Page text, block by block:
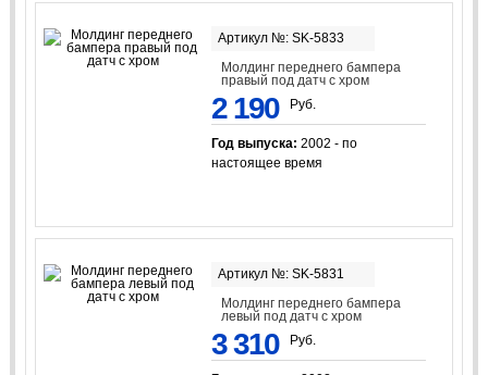
Артикул №: SK-5833
Молдинг переднего бампера
правый под датч с хром
2 190 Руб.
Год выпуска: 2002 - по
настоящее время
Артикул №: SK-5831
Молдинг переднего бампера
левый под датч с хром
3 310 Руб.